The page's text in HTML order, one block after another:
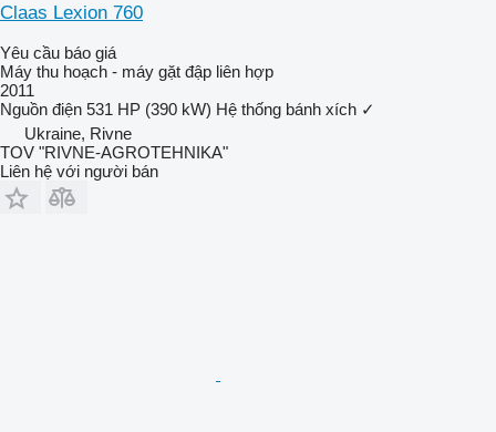
Claas Lexion 760
Yêu cầu báo giá
Máy thu hoạch - máy gặt đập liên hợp
2011
Nguồn điện 531 HP (390 kW) Hệ thống bánh xích ✓
Ukraine, Rivne
TOV "RIVNE-AGROTEHNIKA"
Liên hệ với người bán